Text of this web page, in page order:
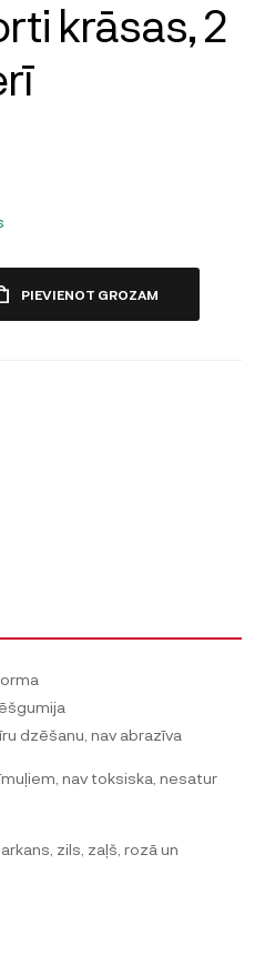
krāsas, 2
PIEVIENOT GROZAM
dzēšanu, nav abrazīva
nav toksiska, nesatur
zils, zaļš, rozā un